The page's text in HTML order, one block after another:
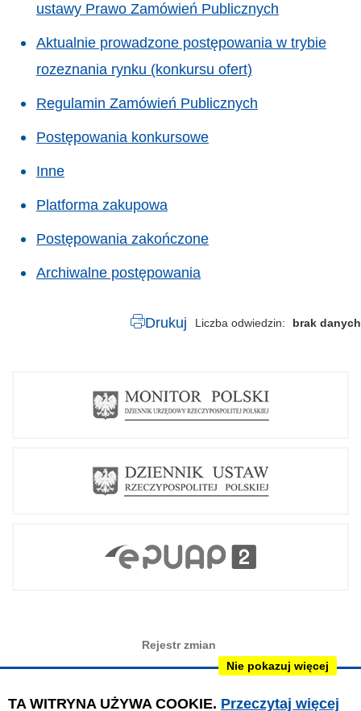
TA WITRYNA UŻYWA COOKIE. Przeczytaj więcej
Nie pokazuj więcej
ustawy Prawo Zamówień Publicznych
Aktualnie prowadzone postępowania w trybie
rozeznania rynku (konkursu ofert)
Regulamin Zamówień Publicznych
Postępowania konkursowe
Inne
Platforma zakupowa
Postępowania zakończone
Archiwalne postępowania
Drukuj Liczba odwiedzin brak danych
Rejestr zmian
Redakcja BIP
Instrukcja obsługi